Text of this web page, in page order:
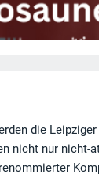
die
nicht nur nicht-